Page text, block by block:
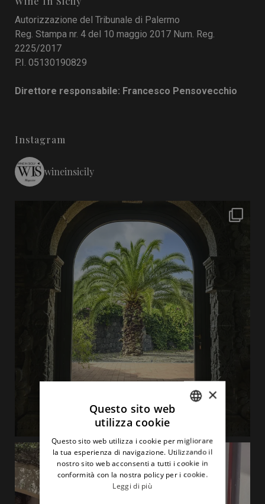
Autorizzazione del Tribunale di Palermo
Reg. Stampa nr. 4 del 10 maggio 2017 Num. Reg.
2225/2017
P.I. 05130190829
Direttore responsabile: Francesco Pensovecchio
Instagram
wineinsicily
ENGLISH
×
Questo sito web
utilizza cookie
Questo sito web utilizza i cookie per migliorare
la tua esperienza di navigazione. Utilizzando il
nostro sito web acconsenti a tutti i cookie in
conformità con la nostra policy per i cookie.
Leggi di più